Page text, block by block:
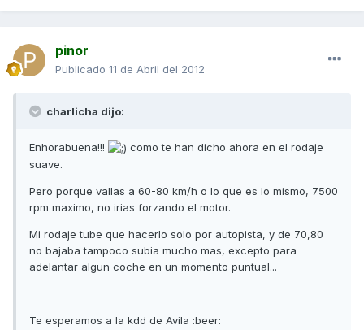
pinor
Publicado 11 de Abril del 2012
charlicha dijo:
Enhorabuena!!!
como te han dicho ahora en el rodaje
suave.
Pero porque vallas a 60-80 km/h o lo que es lo mismo, 7500
rpm maximo, no irias forzando el motor.
Mi rodaje tube que hacerlo solo por autopista, y de 70,80
no bajaba tampoco subia mucho mas, excepto para
adelantar algun coche en un momento puntual...
Te esperamos a la kdd de Avila :beer: